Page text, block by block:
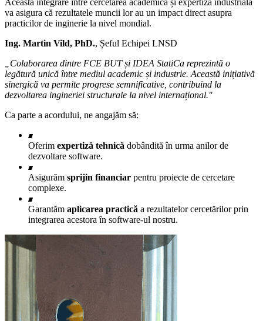
Această integrare între cercetarea academică și expertiza industrială
va asigura că rezultatele muncii lor au un impact direct asupra
practicilor de inginerie la nivel mondial.
Ing. Martin Vild, PhD., Șeful Echipei LNSD
„Colaborarea dintre FCE BUT și IDEA StatiCa reprezintă o
legătură unică între mediul academic și industrie. Această inițiativă
sinergică va permite progrese semnificative, contribuind la
dezvoltarea ingineriei structurale la nivel internațional."
Ca parte a acordului, ne angajăm să:
Oferim expertiză tehnică dobândită în urma anilor de
dezvoltare software.
Asigurăm sprijin financiar pentru proiecte de cercetare
complexe.
Garantăm aplicarea practică a rezultatelor cercetărilor prin
integrarea acestora în software-ul nostru.